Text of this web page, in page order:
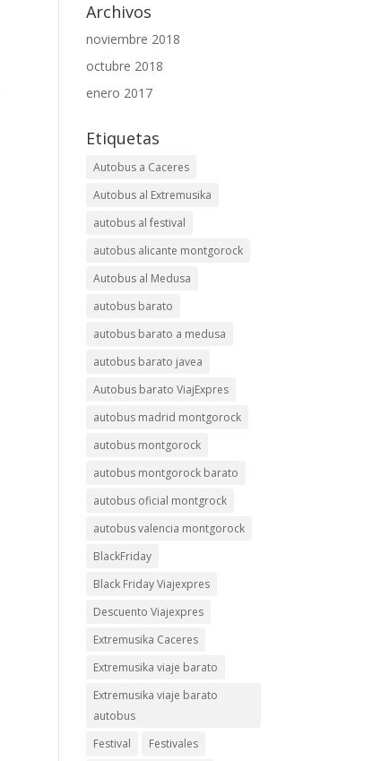
Archivos
noviembre 2018
octubre 2018
enero 2017
Etiquetas
Autobus a Caceres
Autobus al Extremusika
autobus al festival
autobus alicante montgorock
Autobus al Medusa
autobus barato
autobus barato a medusa
autobus barato javea
Autobus barato ViajExpres
autobus madrid montgorock
autobus montgorock
autobus montgorock barato
autobus oficial montgrock
autobus valencia montgorock
BlackFriday
Black Friday Viajexpres
Descuento Viajexpres
Extremusika Caceres
Extremusika viaje barato
Extremusika viaje barato
autobus
Festival
Festivales